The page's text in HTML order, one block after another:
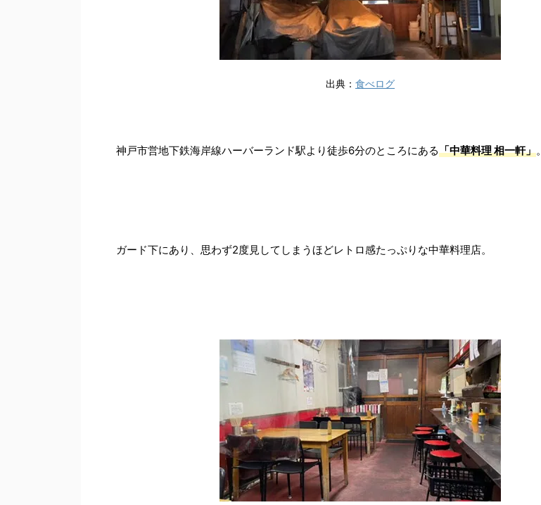
出典： 食べログ
神戸市営地下鉄海岸線ハーバーランド駅より徒歩6分のところにある「中華料理 相一軒」。
ガード下にあり、思わず2度見してしまうほどレトロ感たっぷりな中華料理店。